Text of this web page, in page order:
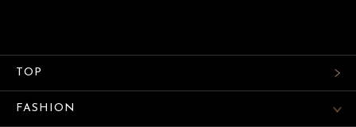
TOP
FASHION